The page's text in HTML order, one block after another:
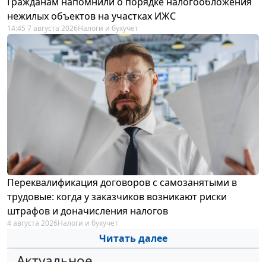
нежилых объектов на участках ИЖС
14:45 7 августа 2026Налоги и бухучет
Переквалификация договоров с самозанятыми в
трудовые: когда у заказчиков возникают риски
штрафов и доначисления налогов
4 августа 2026Налоги и бухучет
Читать далее